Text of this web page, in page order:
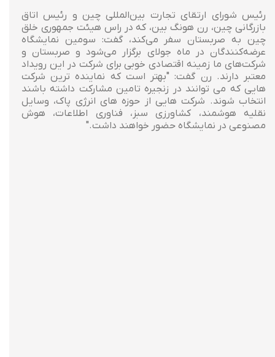
رئیس شورای ارتقای تجارت بین‌المللی چین و رئیس اتاق
بازرگانی چین، رن هونگ بین، که در راس هیئت جمهوری خلق
چین به صربستان سفر می‌کند، گفت: سومین نمایشگاه
عرضه‌کنندگان در ماه جولای برگزار می‌شود و صربستان و
شرکت‌های ما زمینه اقتصادی خوبی برای شرکت در این رویداد
معتبر دارند. رن گفت: "بهتر است که نماینده ترین شرکت
هایی که می توانند در زنجیره تامین مشارکت داشته باشند
انتخاب شوند. شرکت هایی از حوزه های انرژی پاک، وسایل
نقلیه هوشمند، کشاورزی سبز، فناوری اطلاعات، هوش
مصنوعی در نمایشگاه حضور خواهند داشت."